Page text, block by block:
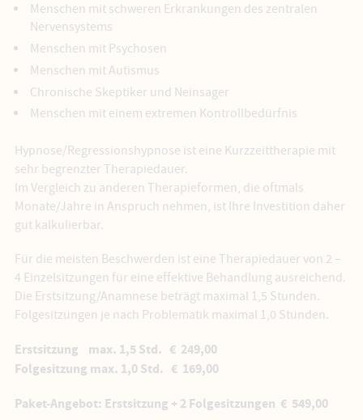
Menschen mit schweren Erkrankungen des zentralen
Nervensystems
Menschen mit Psychosen
Menschen mit Autismus
Chronische Skeptiker und Neinsager
Menschen mit einem extremen Kontrollbedürfnis
Hypnose/Regressionshypnose ist eine Kurzzeittherapie mit
sehr begrenzter Therapiedauer.
Im Vergleich zu anderen Therapieformen, die oftmals
Monate/Jahre in Anspruch nehmen, ist Ihre Investition daher
gut kalkulierbar.
Für die meisten Beschwerden ist eine Therapiedauer von 2 –
4 Einzelsitzungen für eine effektive Behandlung ausreichend.
Die Erstsitzung/Anamnese beträgt maximal 1,5 Stunden.
Folgesitzungen je nach Problematik maximal 1,0 Stunden.
Erstsitzung max. 1,5 Std. € 249,00
Folgesitzung max. 1,0 Std. € 169,00
Paket-Angebot: Erstsitzung + 2 Folgesitzungen € 549,00